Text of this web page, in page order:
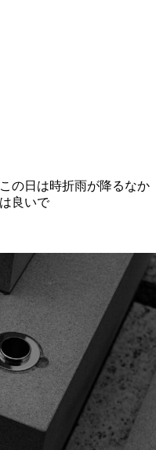
の日は時折雨が降るなか
良いで